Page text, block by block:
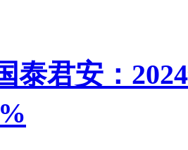
泰君安：